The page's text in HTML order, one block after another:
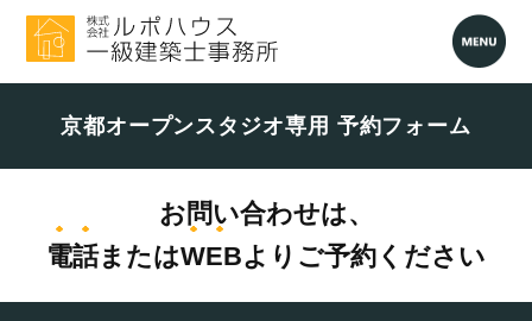
京都オープンスタジオ専用 予約フォーム
お問い合わせは、
電話またはWEBよりご予約ください